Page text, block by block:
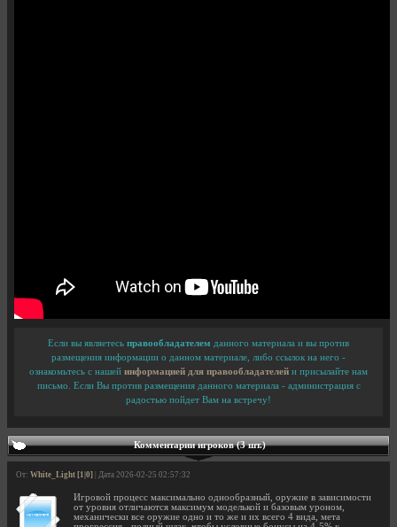
Если вы являетесь правообладателем данного материала и вы против
размещения информации о данном материале, либо ссылок на него -
ознакомьтесь с нашей информацией для правообладателей и присылайте нам
письмо. Если Вы против размещения данного материала - администрация с
радостью пойдет Вам на встречу!
Комментарии игроков (3 шт.)
От: White_Light [1|0] | Дата 2026-02-25 02:57:32
Игровой процесс максимально однообразный, оружие в зависимости
от уровня отличаются максимум моделькой и базовым уроном,
механически все оружие одно и то же и их всего 4 вида, мета